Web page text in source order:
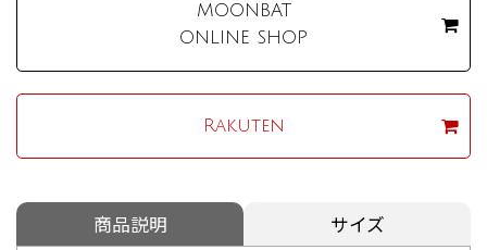
MOONBAT
ONLINE SHOP
Rakuten
商品説明 サイズ